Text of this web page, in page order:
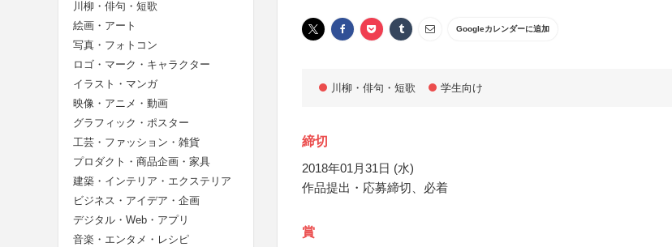
川柳・俳句・短歌
絵画・アート
写真・フォトコン
ロゴ・マーク・キャラクター
イラスト・マンガ
映像・アニメ・動画
グラフィック・ポスター
工芸・ファッション・雑貨
プロダクト・商品企画・家具
建築・インテリア・エクステリア
ビジネス・アイデア・企画
デジタル・Web・アプリ
音楽・エンタメ・レシピ
Googleカレンダーに追加
川柳・俳句・短歌 学生向け
締切
2018年01月31日 (水)
作品提出・応募締切、必着
賞